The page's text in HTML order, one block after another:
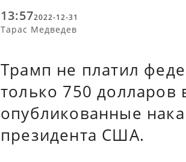
13:572022-12-31
Тарас Медведев
Трамп не платил
только 750 долларов
опубликованные
президента США.